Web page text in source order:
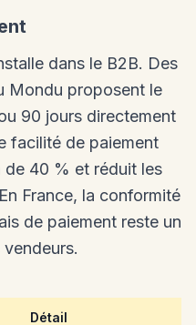
dans le B2B. Des
Mondu proposent le
90 jours directement
facilité de paiement
de 40 % et réduit les
France, la conformité
de paiement reste un
Détail